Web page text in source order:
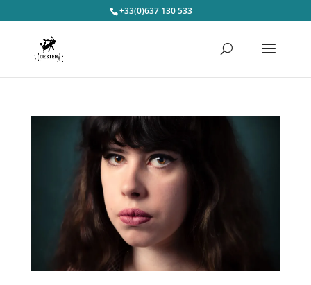
+33(0)637 130 533